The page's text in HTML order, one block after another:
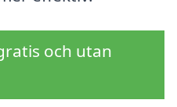
och utan